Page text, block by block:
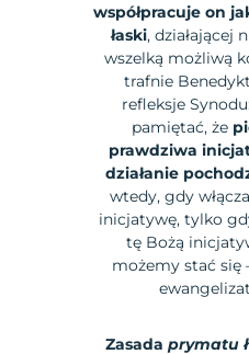
współpracuje on
łaski, działającej
wszelką możliwą
trafnie
refleksje
pamiętać, że
prawdziwa
działanie
wtedy, gdy
inicjatywę, tylko
tę Bożą
możemy stać się
Zasada prymatu